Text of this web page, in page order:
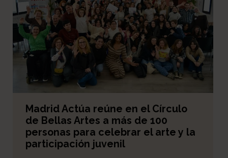
Madrid Actúa reúne en el Círculo
de Bellas Artes a más de 100
personas para celebrar el arte y la
participación juvenil